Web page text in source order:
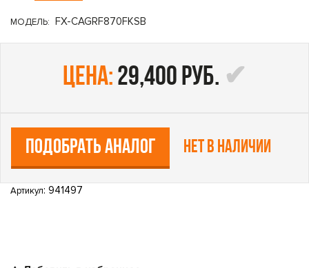
МОДЕЛЬ: FX-CAGRF870FKSB
цена: 29,400 руб.
ПОДОБРАТЬ АНАЛОГ Нет в наличии
Артикул: 941497